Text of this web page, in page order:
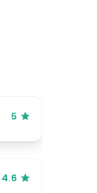
5
4.6